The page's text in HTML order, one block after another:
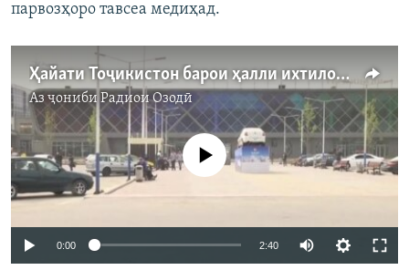
парвозҳоро тавсеа медиҳад.
Ҳайати Тоҷикистон барои ҳалли ихтилофи ҳавоӣ ба Маскав меравад
Аз ҷониби Радиои Озодӣ
Феълан кор намекунад
0:00 2:40